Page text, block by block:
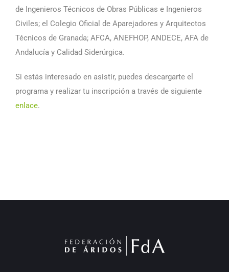
de Ingenieros Técnicos de Obras Públicas e Ingenieros
Civiles; el Colegio Oficial de Aparejadores y Arquitectos
Técnicos de Granada; AFCA, ANEFHOP, ANDECE, AFA de
Andalucía y Calidad Siderúrgica.
Si estás interesado en asistir, puedes descargarte el
programa y realizar tu inscripción a través de siguiente
enlace.